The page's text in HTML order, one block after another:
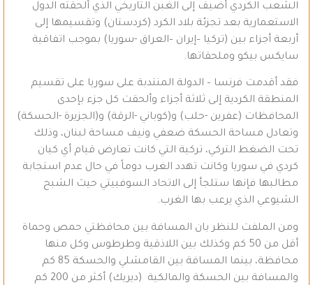
الشعب الكردي أضيف إلى الغبن التاريخي الذي ألحقته الدول
الاستعمارية بعد تجزئة بلاد الكرد (كردستان) وتقسيمها إلى
أربعة أجزاء بين (تركيا –إيران –العراق -سوريا) بموجب اتفاقية
سايكس بيكو وملحقاتها.
فقد أقدمت فرنسا – الدولة المنتدبة على سوريا على تقسيم
المنطقة الكردية إلى ثلاثة أجزاء وألحقت كل جزء بإحدى
المحافظات (عفرين -حلب) و(كوباني -الرقة) و(الجزيرة -الحسكة)
وتعادل مساحة الحسكة ضعفي ونيف مساحة لبنان، وذلك
تحت الضغط التركي، تركية التي كانت تعارض قيام أي كيان
كردي في سوريا وكانت تهدد الغرب دوماً في حال عدم استجابة
مطالبها فإنها ستلجأ إلى الاتحاد السوفييتي حيث الشبح
الشيوعي الذي يرعب بها الغرب.
ومن الملفت للنظر بان المسافة بين محافظتي حمص وحماة
أقل من 50 كم وكذلك بين اللاذقية وطرطوس وكل منها
محافظة، بينما المسافة بين القامشلي والحسكة 85 كم
والمسافة بين الحسكة والمالكية (ديريك) أكثر من 200 كم